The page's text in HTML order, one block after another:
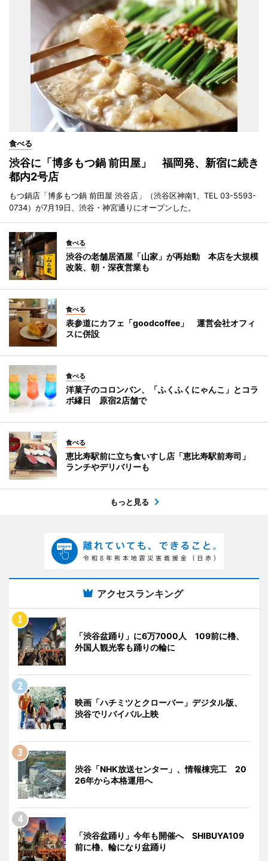
食べる
渋谷に「博多もつ鍋 前田屋」 福岡発、新宿に続き
都内2号店
もつ鍋店「博多もつ鍋 前田屋 渋谷店」（渋谷区神南1、TEL 03-5593-
0734）が7月19日、渋谷・神宮通りにオープンした。
食べる
渋谷の老舗居酒屋「山家」が再始動 本店を大規模
改装、朝・深夜営業も
食べる
表参道にカフェ「goodcoffee」 運営会社オフィ
スに併設
食べる
洋菓子のコロンバン、「ふくふくにゃんこ」とコラ
ボ縁日 原宿2店舗で
食べる
恵比寿駅前に立ち食いすし店「恵比寿駅前寿司」
ランチやデリバリーも
もっと見る
アクセスランキング
「渋谷盆踊り」に6万7000人 109前に櫓、
外国人観光客も踊りの輪に
映画「ハチミツとクローバー」デジタル版、
渋谷でリバイバル上映
渋谷「NHK放送センター」、情報棟完工 20
26年から本格運用へ
「渋谷盆踊り」今年も開催へ SHIBUYA109
前に櫓、輪になり盆踊り